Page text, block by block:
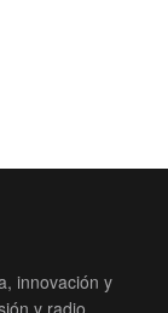
innovación y